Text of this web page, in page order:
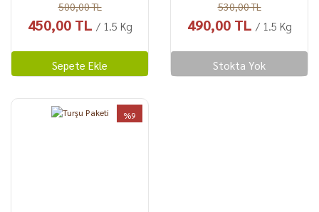
500,00 TL
450,00 TL / 1.5 Kg
Sepete Ekle
530,00 TL
490,00 TL / 1.5 Kg
Stokta Yok
%9